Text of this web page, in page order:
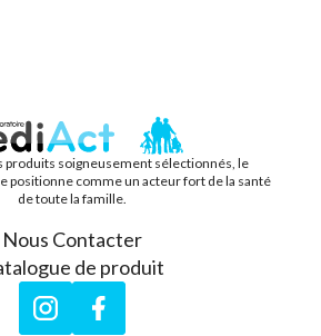
produits soigneusement sélectionnés, le
positionne comme un acteur fort de la santé
de toute la famille.
Nous Contacter
de produit
InstagramFacebook